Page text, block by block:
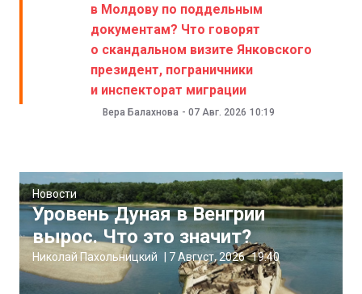
в Молдову по поддельным
документам? Что говорят
о скандальном визите Янковского
президент, пограничники
и инспекторат миграции
Вера Балахнова - 07 Авг. 2026 10:19
Новости
Уровень Дуная в Венгрии
вырос. Что это значит?
Николай Пахольницкий 7 Август, 2026 19:40